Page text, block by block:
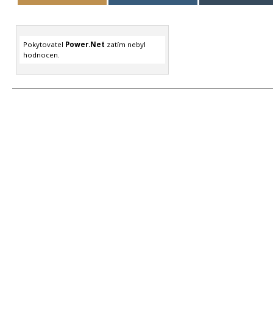
Pokytovatel Power.Net zatím nebyl
hodnocen.